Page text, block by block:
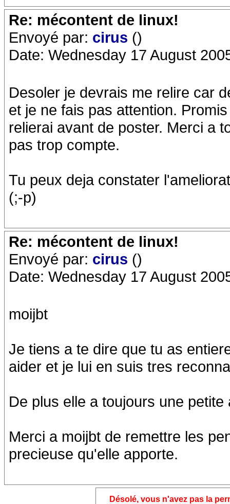
Re: mécontent de linux!
Envoyé par: cirus ()
Date: Wednesday 17 August
Desoler je devrais me relire car
et je ne fais pas attention.
relierai avant de poster. Merci a
pas trop compte.
Tu peux deja constater
(;-p)
Re: mécontent de linux!
Envoyé par: cirus ()
Date: Wednesday 17 August
moijbt
Je tiens a te dire que tu as
aider et je lui en suis tres
De plus elle a toujours une
Merci a moijbt de remettre les
precieuse qu'elle apporte.
Désolé, vous n'avez pas la